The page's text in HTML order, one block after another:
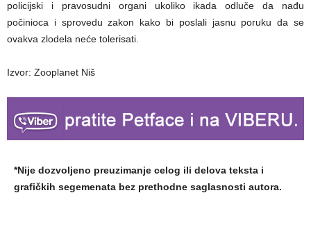
policijski i pravosudni organi ukoliko ikada odluče da nađu
počinioca i sprovedu zakon kako bi poslali jasnu poruku da se
ovakva zlodela neće tolerisati.
Izvor: Zooplanet Niš
*Nije dozvoljeno preuzimanje celog ili delova teksta i
grafičkih segemenata bez prethodne saglasnosti autora.